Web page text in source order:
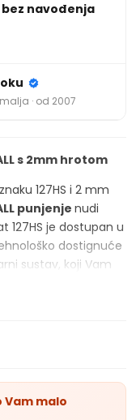
bez navođenja
· od 2007
s 2mm hrotom
127HS i 2 mm
punjenje nudi
je dostupan u
dostignuće
sustav, koji Vam
boje do srca.
koji osigurava
metal, plastika,
ravnomerni
umešanog u boji.
Vam malo